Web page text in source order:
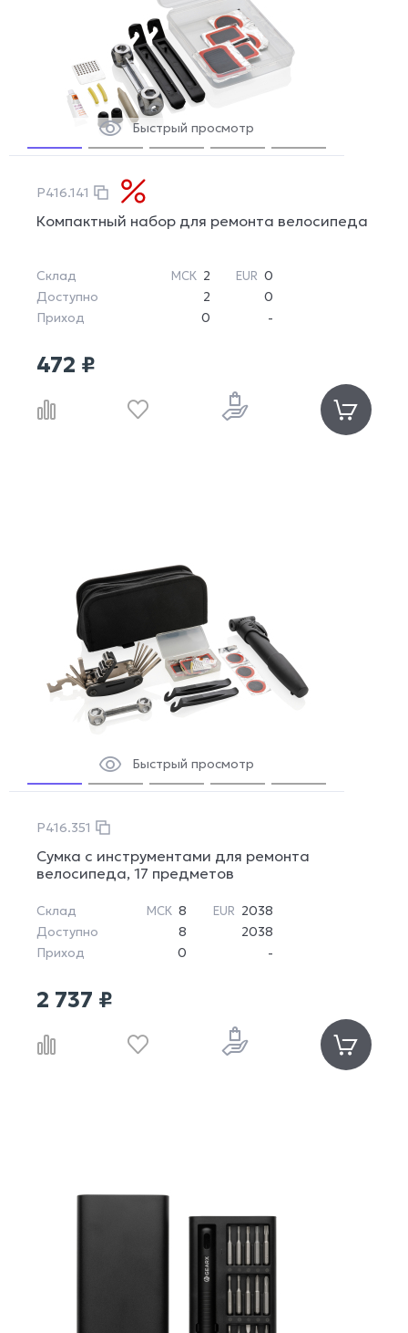
Быстрый просмотр
P416.141
Компактный набор для ремонта велосипеда
Склад МСК 2 EUR 0
Доступно
2
0
Приход
0 -
472 ₽
Быстрый просмотр
P416.351
Сумка с инструментами для ремонта
велосипеда, 17 предметов
Склад МСК 8 EUR 2038
Доступно
8
2038
Приход
0 -
2 737 ₽